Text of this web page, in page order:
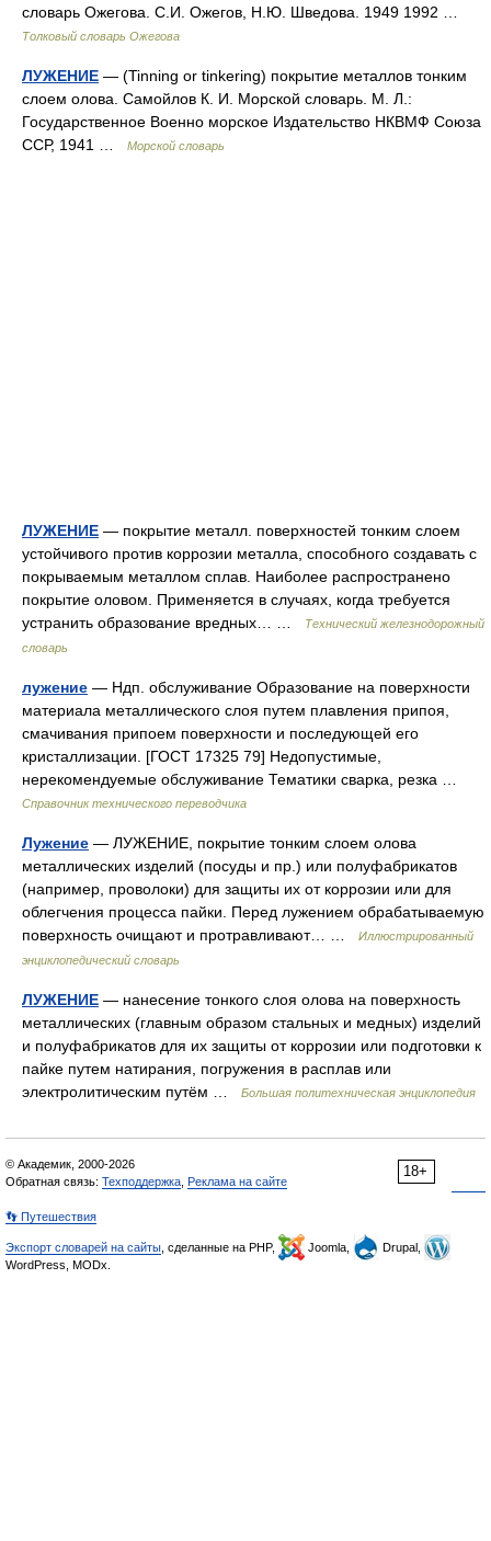
словарь Ожегова. С.И. Ожегов, Н.Ю. Шведова. 1949 1992 …
Толковый словарь Ожегова
ЛУЖЕНИЕ — (Tinning or tinkering) покрытие металлов тонким
слоем олова. Самойлов К. И. Морской словарь. М. Л.:
Государственное Военно морское Издательство НКВМФ Союза
ССР, 1941 …
Морской словарь
ЛУЖЕНИЕ — покрытие металл. поверхностей тонким слоем
устойчивого против коррозии металла, способного создавать с
покрываемым металлом сплав. Наиболее распространено
покрытие оловом. Применяется в случаях, когда требуется
устранить образование вредных… …
Технический железнодорожный
словарь
лужение — Ндп. обслуживание Образование на поверхности
материала металлического слоя путем плавления припоя,
смачивания припоем поверхности и последующей его
кристаллизации. [ГОСТ 17325 79] Недопустимые,
нерекомендуемые обслуживание Тематики сварка, резка …
Справочник технического переводчика
Лужение — ЛУЖЕНИЕ, покрытие тонким слоем олова
металлических изделий (посуды и пр.) или полуфабрикатов
(например, проволоки) для защиты их от коррозии или для
облегчения процесса пайки. Перед лужением обрабатываемую
поверхность очищают и протравливают… …
Иллюстрированный
энциклопедический словарь
ЛУЖЕНИЕ — нанесение тонкого слоя олова на поверхность
металлических (главным образом стальных и медных) изделий
и полуфабрикатов для их защиты от коррозии или подготовки к
пайке путем натирания, погружения в расплав или
электролитическим путём …
Большая политехническая энциклопедия
18+
© Академик, 2000-2026
Обратная связь: Техподдержка Реклама на сайте
👣 Путешествия
Экспорт словарей на сайты , сделанные на PHP, Joomla,
Drupal,
WordPress, MODx.